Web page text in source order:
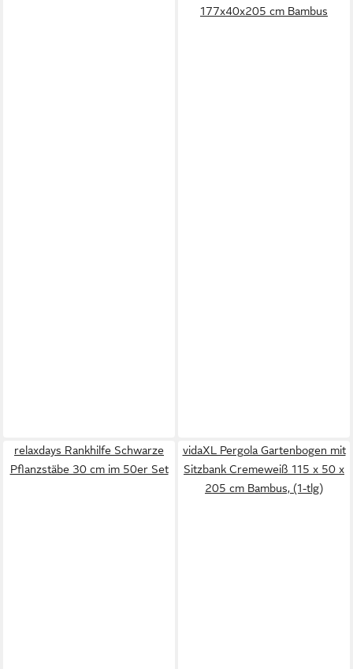
177x40x205 cm Bambus
relaxdays Rankhilfe Schwarze
Pflanzstäbe 30 cm im 50er Set
vidaXL Pergola Gartenbogen mit
Sitzbank Cremeweiß 115 x 50 x
205 cm Bambus, (1-tlg)